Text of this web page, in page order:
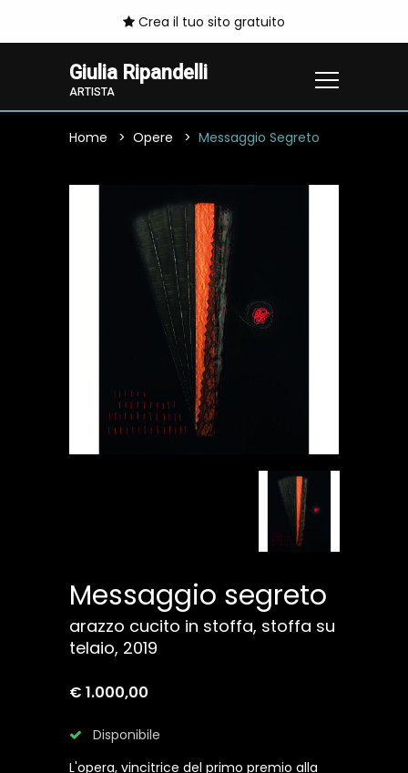
Crea il tuo sito gratuito
Giulia Ripandelli
ARTISTA
Home Opere Messaggio Segreto
Messaggio segreto
arazzo cucito in stoffa, stoffa su
telaio, 2019
€ 1.000,00
Disponibile
L'opera, vincitrice del primo premio alla